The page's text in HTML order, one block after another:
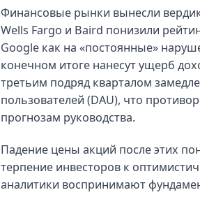
Финансовые рынки вынесли
Wells Fargo и Baird понизили
Google как на «постоянные»
конечном итоге нанесут ущерб
третьим подряд кварталом
пользователей (DAU), что
прогнозам руководства.
Падение цены акций после этих
терпение инвесторов к
аналитики воспринимают